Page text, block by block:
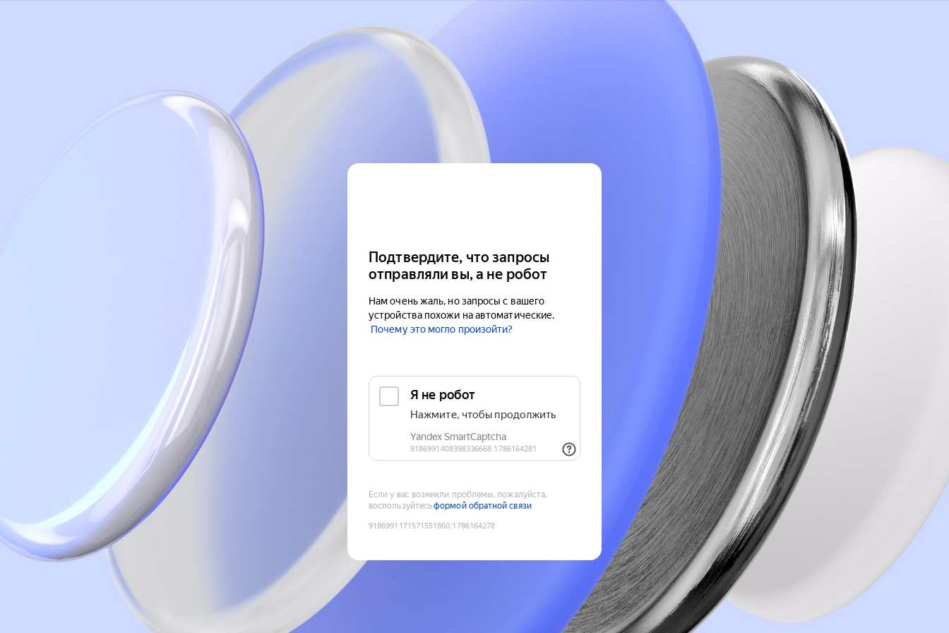
Подтвердите, что запросы
отправляли вы, а не робот
Нам очень жаль, но запросы с вашего
устройства похожи на автоматические.
Почему это могло произойти?
Если у вас возникли проблемы, пожалуйста,
воспользуйтесьформой обратной связи
9186991171571551860:1786164278